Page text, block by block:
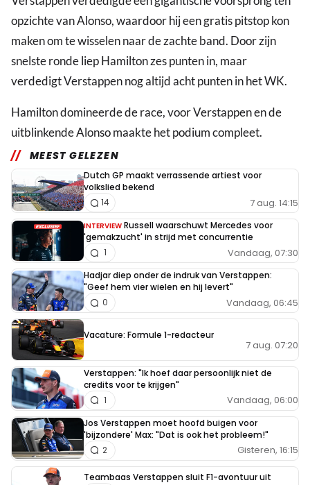
opzichte van Alonso, waardoor hij een gratis pitstop kon
maken om te wisselen naar de zachte band. Door zijn
snelste ronde liep Hamilton zes punten in, maar
verdedigt Verstappen nog altijd acht punten in het WK.
Hamilton domineerde de race, voor Verstappen en de
uitblinkende Alonso maakte het podium compleet.
MEEST GELEZEN
Dutch GP maakt verrassende artiest voor
volkslied bekend
7 aug. 14:15
14
INTERVIEW Russell waarschuwt Mercedes voor
'gemakzucht' in strijd met concurrentie
Vandaag, 07:30
1
Hadjar diep onder de indruk van Verstappen:
"Geef hem vier wielen en hij levert"
Vandaag, 06:45
0
Vacature: Formule 1-redacteur
7 aug. 07:20
Verstappen: "Ik hoef daar persoonlijk niet de
credits voor te krijgen"
Vandaag, 06:00
1
Jos Verstappen moet hoofd buigen voor
'bijzondere' Max: "Dat is ook het probleem!"
Gisteren, 16:15
2
Teambaas Verstappen sluit F1-avontuur uit